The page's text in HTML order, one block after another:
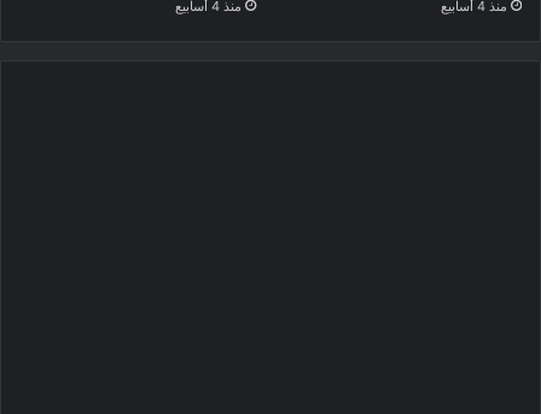
منذ 4 أسابيع منذ 4 أسابيع